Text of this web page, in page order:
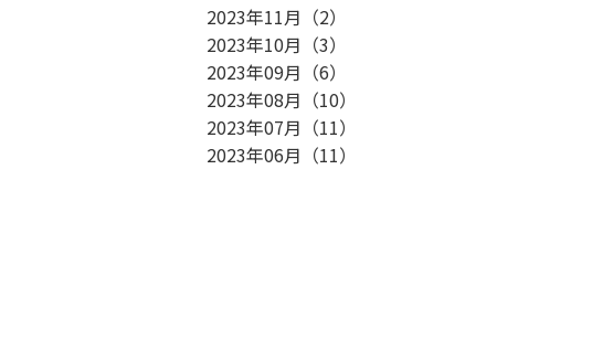
2023年11月 （2）
2023年10月 （3）
2023年09月 （6）
2023年08月 （10）
2023年07月 （11）
2023年06月 （11）